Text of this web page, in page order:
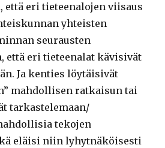
eri tieteenalojen viisaus
yhteisten
seurausten
että eri tieteenalat kävisivät
Ja kenties löytäisivät
mahdollisen ratkaisun tai
tarkastelemaan/
tekojen
eläisi niin lyhytnäköisesti